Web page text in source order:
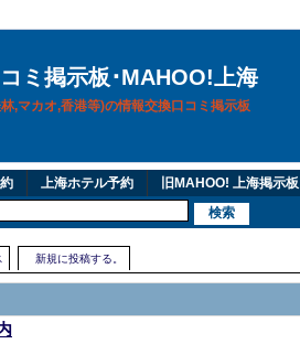
ミ掲示板･MAHOO!上海
,マカオ,香港等)の情報交換口コミ掲示板
上海ホテル予約 旧MAHOO! 上海掲示板
新規に投稿する。